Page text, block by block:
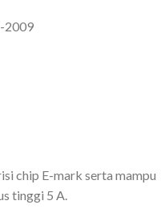
2009
chip E-mark serta mampu
tinggi 5 A.